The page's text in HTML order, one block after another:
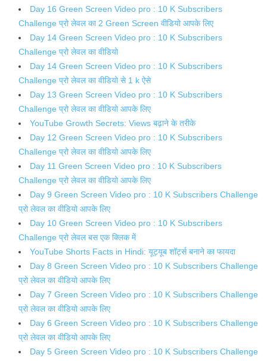
Day 16 Green Screen Video pro : 10 K Subscribers
Challenge प्रो लेवल का 2 Green Screen वीडियो आपके लिए
Day 14 Green Screen Video pro : 10 K Subscribers
Challenge प्रो लेवल का वीडियो
Day 14 Green Screen Video pro : 10 K Subscribers
Challenge प्रो लेवल का वीडियो से 1 k ऐसे
Day 13 Green Screen Video pro : 10 K Subscribers
Challenge प्रो लेवल का वीडियो आपके लिए
YouTube Growth Secrets: Views बढ़ाने के तरीके
Day 12 Green Screen Video pro : 10 K Subscribers
Challenge प्रो लेवल का वीडियो आपके लिए
Day 11 Green Screen Video pro : 10 K Subscribers
Challenge प्रो लेवल का वीडियो आपके लिए
Day 9 Green Screen Video pro : 10 K Subscribers Challenge
प्रो लेवल का वीडियो आपके लिए
Day 10 Green Screen Video pro : 10 K Subscribers
Challenge प्रो लेवल बस एक क्लिक में
YouTube Shorts Facts in Hindi: यूट्यूब शॉर्ट्स बनाने का फायदा
Day 8 Green Screen Video pro : 10 K Subscribers Challenge
प्रो लेवल का वीडियो आपके लिए
Day 7 Green Screen Video pro : 10 K Subscribers Challenge
प्रो लेवल का वीडियो आपके लिए
Day 6 Green Screen Video pro : 10 K Subscribers Challenge
प्रो लेवल का वीडियो आपके लिए
Day 5 Green Screen Video pro : 10 K Subscribers Challenge